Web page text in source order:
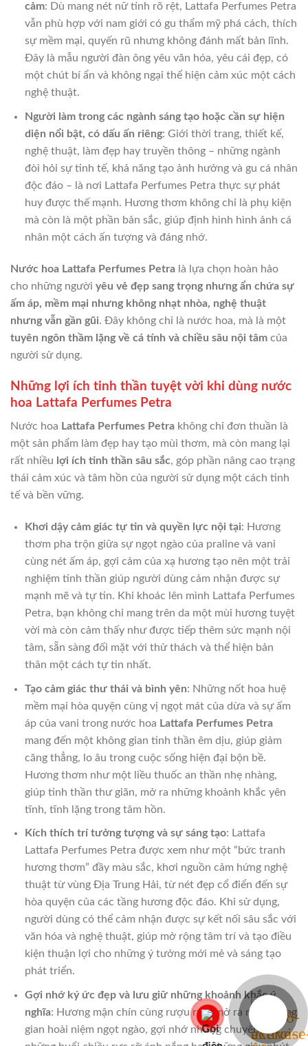
cảm: Dù mang nét nữ tính rõ rệt, Lattafa Perfumes Petra
vẫn phù hợp với nam giới có gu thẩm mỹ phá cách, thích
sự mềm mại, quyến rũ nhưng không đánh mất bản lĩnh.
Đây là mẫu người đàn ông yêu văn hóa, yêu cái đẹp, có
một chút bí ẩn và không ngại thể hiện cảm xúc một cách
nghệ thuật.
Người làm trong các ngành sáng tạo hoặc cần sự hiện
diện nổi bật, có dấu ấn riêng: Giới thời trang, thiết kế,
nghệ thuật, làm đẹp hay truyền thông – những ngành
đòi hỏi sự tinh tế, khả năng tạo ảnh hưởng và gu cá nhân
độc đáo – là nơi Lattafa Perfumes Petra thực sự phát
huy được thế mạnh. Hương thơm không chỉ là phụ kiện
mà còn là một phần bản sắc, giúp định hình hình ảnh cá
nhân một cách ấn tượng và đáng nhớ.
Nước hoa Lattafa Perfumes Petra là lựa chọn hoàn hảo
cho những người yêu vẻ đẹp sang trọng nhưng ẩn chứa sự
ấm áp, mềm mại nhưng không nhạt nhòa, nghệ thuật
nhưng vẫn gần gũi. Đây không chỉ là nước hoa, mà là một
tuyên ngôn thầm lặng về cá tính và chiều sâu nội tâm của
người sử dụng.
Những lợi ích tinh thần tuyệt vời khi dùng nước
hoa Lattafa Perfumes Petra
Nước hoa Lattafa Perfumes Petra không chỉ đơn thuần là
một sản phẩm làm đẹp hay tạo mùi thơm, mà còn mang lại
rất nhiều lợi ích tinh thần sâu sắc, góp phần nâng cao trạng
thái cảm xúc và tâm hồn của người sử dụng một cách tinh
tế và bền vững.
Khơi dậy cảm giác tự tin và quyền lực nội tại: Hương
thơm pha trộn giữa sự ngọt ngào của praline và vani
cùng nét ấm áp, gợi cảm của xạ hương tạo nên một trải
nghiệm tinh thần giúp người dùng cảm nhận được sự
mạnh mẽ và tự tin. Khi khoác lên mình Lattafa Perfumes
Petra, bạn không chỉ mang trên da một mùi hương tuyệt
vời mà còn cảm thấy như được tiếp thêm sức mạnh nội
tâm, sẵn sàng đối mặt với thử thách và thể hiện bản
thân một cách tự tin nhất.
Tạo cảm giác thư thái và bình yên: Những nốt hoa huệ
mềm mại hòa quyện cùng vị ngọt mát của dừa và sự ấm
áp của vani trong nước hoa Lattafa Perfumes Petra
mang đến một không gian tinh thần êm dịu, giúp giảm
căng thẳng, lo âu trong cuộc sống hiện đại bộn bề.
Hương thơm như một liều thuốc an thần nhẹ nhàng,
giúp tinh thần thư giãn, mở ra những khoảnh khắc yên
tĩnh, tĩnh lặng trong tâm hồn.
Kích thích trí tưởng tượng và sự sáng tạo: Lattafa
Lattafa Perfumes Petra được xem như một “bức tranh
hương thơm” đầy màu sắc, khơi nguồn cảm hứng nghệ
thuật từ vùng Địa Trung Hải, từ nét đẹp cổ điển đến sự
hòa quyện của các tầng hương độc đáo. Khi sử dụng,
người dùng có thể cảm nhận được sự kết nối sâu sắc với
văn hóa và nghệ thuật, giúp mở rộng tâm trí và tạo điều
kiện thuận lợi cho những ý tưởng mới mẻ và sáng tạo
phát triển.
Gợi nhớ ký ức đẹp và lưu giữ những khoảnh khắc ý
nghĩa: Hương mận chín cùng rượu rum mở ra một không
gian hoài niệm ngọt ngào, gợi nhớ những chuyến đi,